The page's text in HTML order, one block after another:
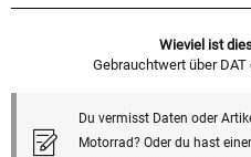
Wieviel ist
Gebrauchtwert über
Du vermisst Daten oder
Motorrad? Oder du hast